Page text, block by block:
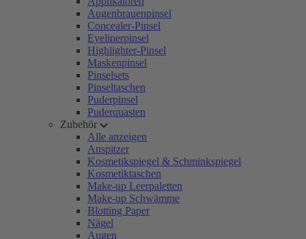
Augenbrauenpinsel
Concealer-Pinsel
Eyelinerpinsel
Highlighter-Pinsel
Maskenpinsel
Pinselsets
Pinseltaschen
Puderpinsel
Puderquasten
Zubehör
Alle anzeigen
Anspitzer
Kosmetikspiegel & Schminkspiegel
Kosmetiktaschen
Make-up Leerpaletten
Make-up Schwämme
Blotting Paper
Nägel
Augen